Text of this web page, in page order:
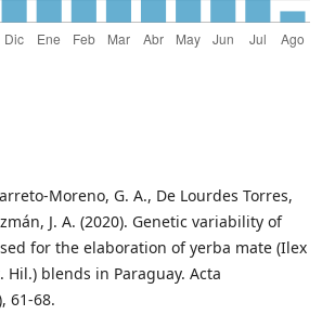
Moreno, G. A., De Lourdes Torres,
J. A. (2020). Genetic variability of
for the elaboration of yerba mate (Ilex
Hil.) blends in Paraguay. Acta
61-68.